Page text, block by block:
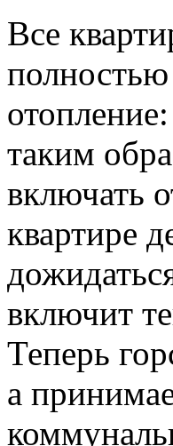
Все
полностью
таким
включать
квартире
включит
Теперь
а